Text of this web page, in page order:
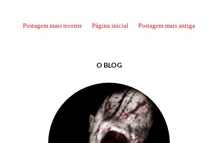
Postagem mais recente Postagem mais antiga
Página inicial
O BLOG